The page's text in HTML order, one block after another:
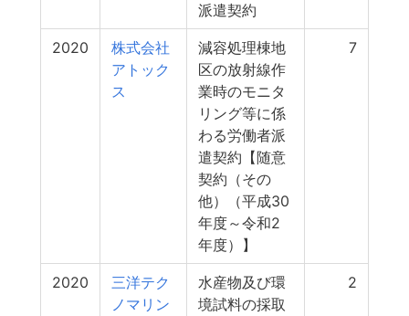
派遣契約
2020
株式会社
アトック
ス
減容処理棟地
区の放射線作
業時のモニタ
リング等に係
わる労働者派
遣契約【随意
契約（その
他）（平成30
年度～令和2
年度）】
7
2020
三洋テク
ノマリン
水産物及び環
境試料の採取
2